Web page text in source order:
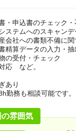
・申込書のチェック
ステムへのスキャン
会社への書類不備に
精算データの入力・抽
の受付・チェック
応 など。
あり
勤務も相談可能です。
雰囲気